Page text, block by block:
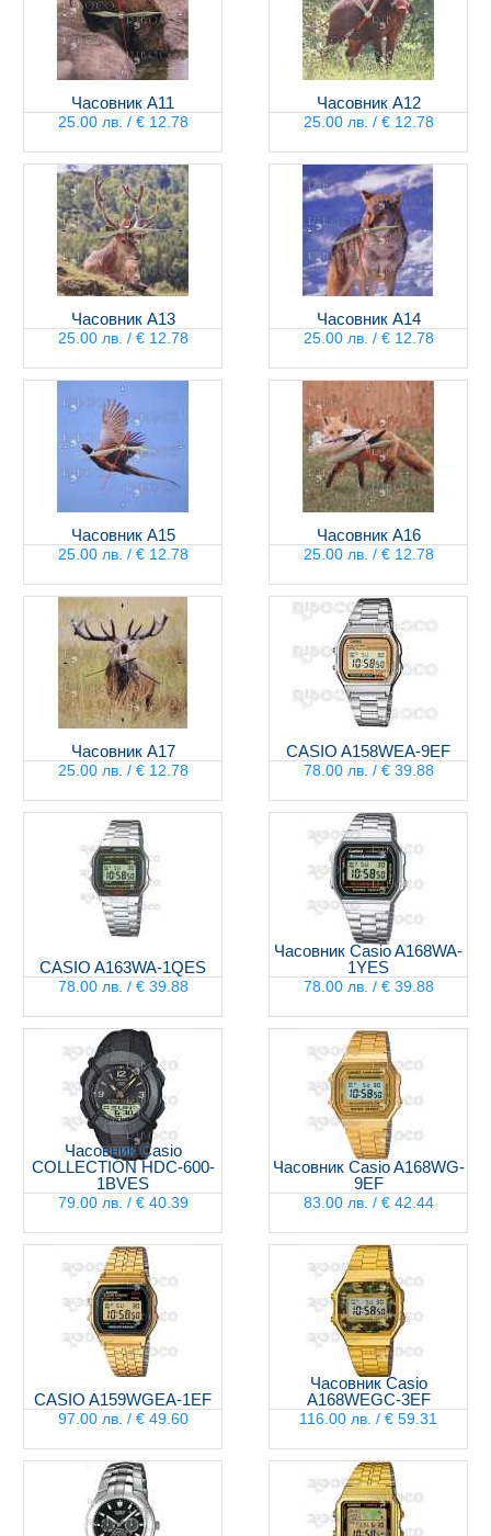
Часовник А11
25.00 лв. / € 12.78
Часовник А12
25.00 лв. / € 12.78
Часовник А13
25.00 лв. / € 12.78
Часовник А14
25.00 лв. / € 12.78
Часовник А15
25.00 лв. / € 12.78
Часовник А16
25.00 лв. / € 12.78
Часовник А17
25.00 лв. / € 12.78
CASIO A158WEA-9EF
78.00 лв. / € 39.88
CASIO A163WA-1QES
78.00 лв. / € 39.88
Часовник Casio A168WA-
1YES
78.00 лв. / € 39.88
Часовник Casio
COLLECTION HDC-600-
1BVES
79.00 лв. / € 40.39
Часовник Casio A168WG-
9EF
83.00 лв. / € 42.44
CASIO A159WGEA-1EF
97.00 лв. / € 49.60
Часовник Casio
A168WEGC-3EF
116.00 лв. / € 59.31